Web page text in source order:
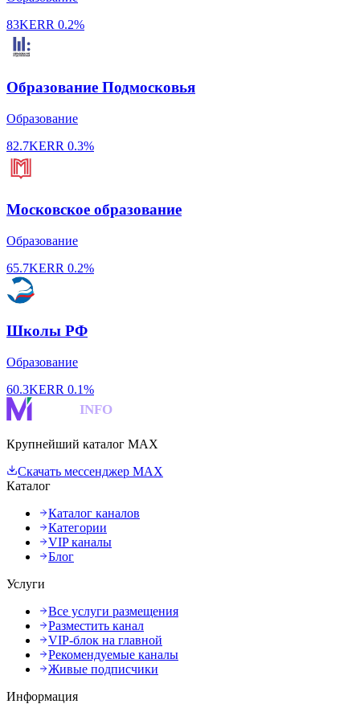
83KERR 0.2%
Образование Подмосковья
Образование
82.7KERR 0.3%
Московское образование
Образование
65.7KERR 0.2%
Школы РФ
Образование
60.3KERR 0.1%
INFO
Крупнейший каталог MAX
Скачать мессенджер MAX
Каталог
Каталог каналов
Категории
VIP каналы
Блог
Услуги
Все услуги размещения
Разместить канал
VIP-блок на главной
Рекомендуемые каналы
Живые подписчики
Информация